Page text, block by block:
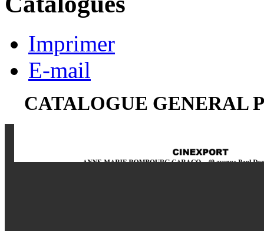
Imprimer
E-mail
CATALOGUE GENERAL